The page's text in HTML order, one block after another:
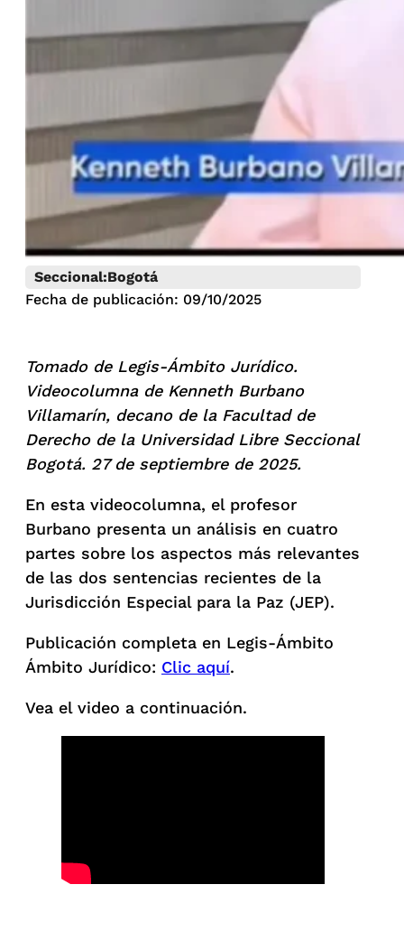
Seccional:Bogotá
Fecha de publicación: 09/10/2025
Tomado de Legis-Ámbito Jurídico.
Videocolumna de Kenneth Burbano
Villamarín, decano de la Facultad de
Derecho de la Universidad Libre Seccional
Bogotá. 27 de septiembre de 2025.
En esta videocolumna, el profesor
Burbano presenta un análisis en cuatro
partes sobre los aspectos más relevantes
de las dos sentencias recientes de la
Jurisdicción Especial para la Paz (JEP).
Publicación completa en Legis-Ámbito
Ámbito Jurídico: Clic aquí.
Vea el video a continuación.